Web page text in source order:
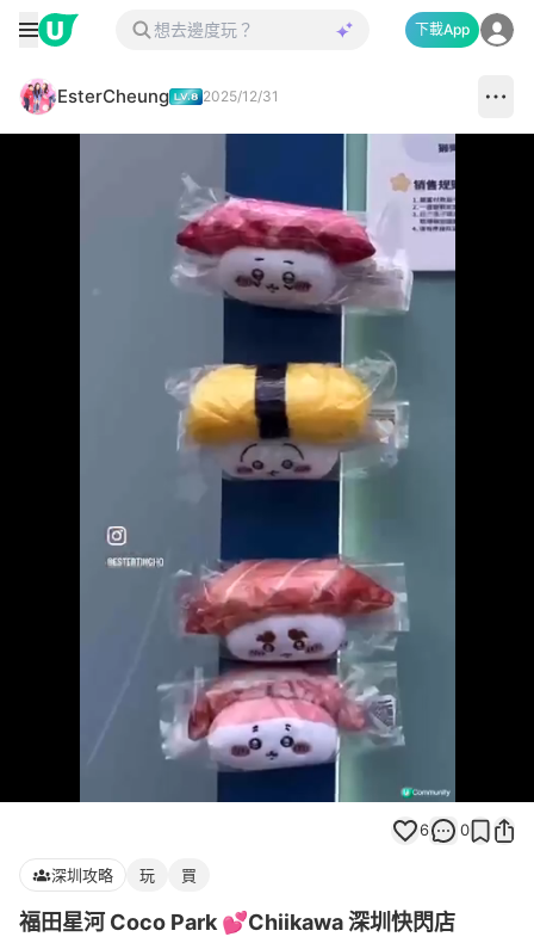
下載App
EsterCheung 2025/12/31
100.00%
6 0
深圳攻略 玩 買
福田星河 Coco Park 💕Chiikawa 深圳快閃店